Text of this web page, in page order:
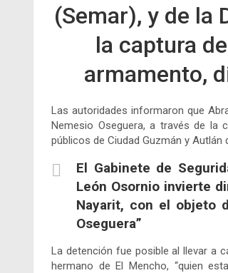
(Semar), y de la
la captura
armamento,
Las autoridades informaron que
Nemesio Oseguera, a través de la
públicos de Ciudad Guzmán y
El Gabinete de
León Osornio invierte
Nayarit, con el objeto
Oseguera”
La detención fue posible al llevar a
hermano de El Mencho, “quien